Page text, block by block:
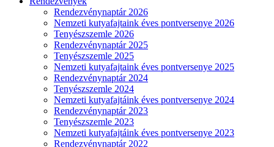
Rendezvénynaptár 2026
Nemzeti kutyafajtaink éves pontversenye 2026
Tenyészszemle 2026
Rendezvénynaptár 2025
Tenyészszemle 2025
Nemzeti kutyafajtaink éves pontversenye 2025
Rendezvénynaptár 2024
Tenyészszemle 2024
Nemzeti kutyafajtáink éves pontversenye 2024
Rendezvénynaptár 2023
Tenyészszemle 2023
Nemzeti kutyafajtáink éves pontversenye 2023
Rendezvénynaptár 2022